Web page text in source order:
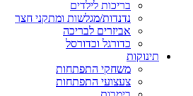
בריכות לילדים
נדנדות/מגלשות ומתקני חצר
אביזרים לבריכה
כדורגל וכדורסל
תינוקות
משחקי התפתחות
צעצועי התפתחות